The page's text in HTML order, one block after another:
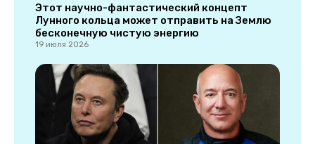
Этот научно-фантастический концепт
Лунного кольца может отправить на Землю
бесконечную чистую энергию
19 июля 2026